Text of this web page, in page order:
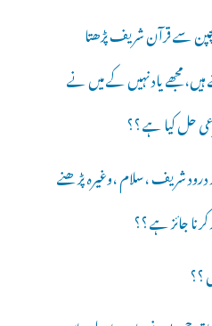
بچپن سے قرآن شریف پڑھتا
مجھے یاد نہیں کے میں نے
حل کیا ہے ؟؟
شریف ،سلام ،وغیرہ پڑھنے
جائز ہے ؟؟